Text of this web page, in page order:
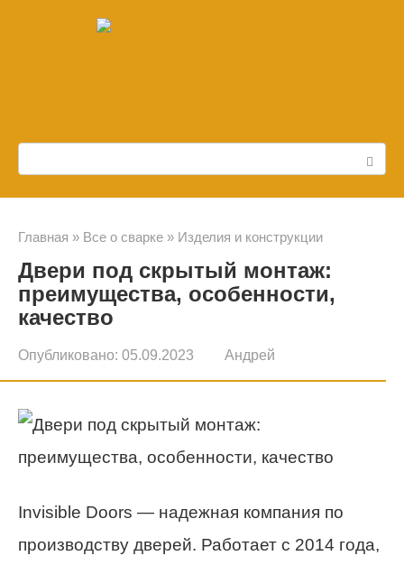
Главная » Все о сварке » Изделия и конструкции
Двери под скрытый монтаж:
преимущества, особенности,
качество
Опубликовано: 05.09.2023 Андрей
Invisible Doors — надежная компания по
производству дверей. Работает с 2014 года,